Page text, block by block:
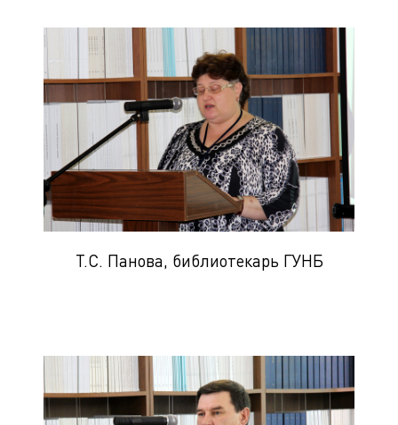
Т.С. Панова, библиотекарь ГУНБ